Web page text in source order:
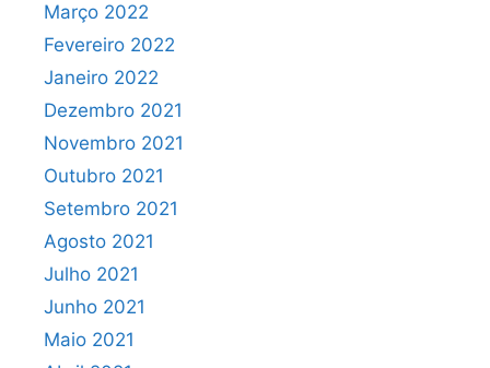
Março 2022
Fevereiro 2022
Janeiro 2022
Dezembro 2021
Novembro 2021
Outubro 2021
Setembro 2021
Agosto 2021
Julho 2021
Junho 2021
Maio 2021